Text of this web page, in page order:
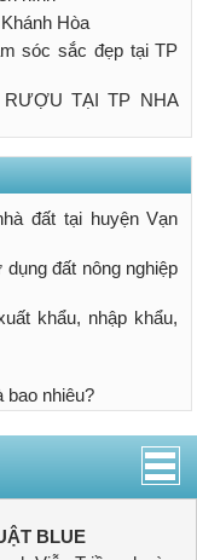
Hòa
sóc sắc đẹp tại TP
TẠI TP NHA
đất tại huyện Vạn
đất nông nghiệp
khẩu, nhập khẩu,
bao nhiêu?
BLUE